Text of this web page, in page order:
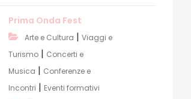
Prima Onda Fest
Arte e Cultura | Viaggi e
Turismo | Concerti e
Musica | Conferenze e
Incontri | Eventi formativi